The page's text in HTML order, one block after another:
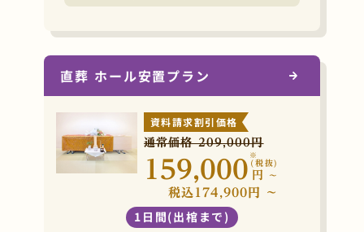
直葬 ホール安置プラン
資料請求割引価格
通常価格 209,000円
159,000
※
円
(税抜)
~
税込174,900円 ~
1日間(出棺まで)